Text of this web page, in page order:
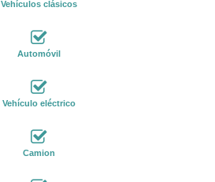
Vehículos clásicos
Automóvil
Vehículo eléctrico
Camion